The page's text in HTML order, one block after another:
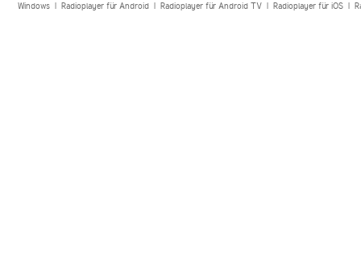
Windows| Radioplayer für Android| Radioplayer für Android TV| Radioplayer für iOS|